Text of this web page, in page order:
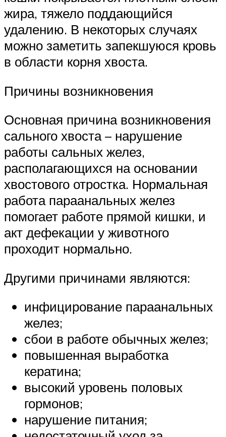
жира, тяжело поддающийся
удалению. В некоторых случаях
можно заметить запекшуюся кровь
в области корня хвоста.
Причины возникновения
Основная причина возникновения
сального хвоста – нарушение
работы сальных желез,
располагающихся на основании
хвостового отростка. Нормальная
работа параанальных желез
помогает работе прямой кишки, и
акт дефекации у животного
проходит нормально.
Другими причинами являются:
инфицирование параанальных
желез;
сбои в работе обычных желез;
повышенная выработка
кератина;
высокий уровень половых
гормонов;
нарушение питания;